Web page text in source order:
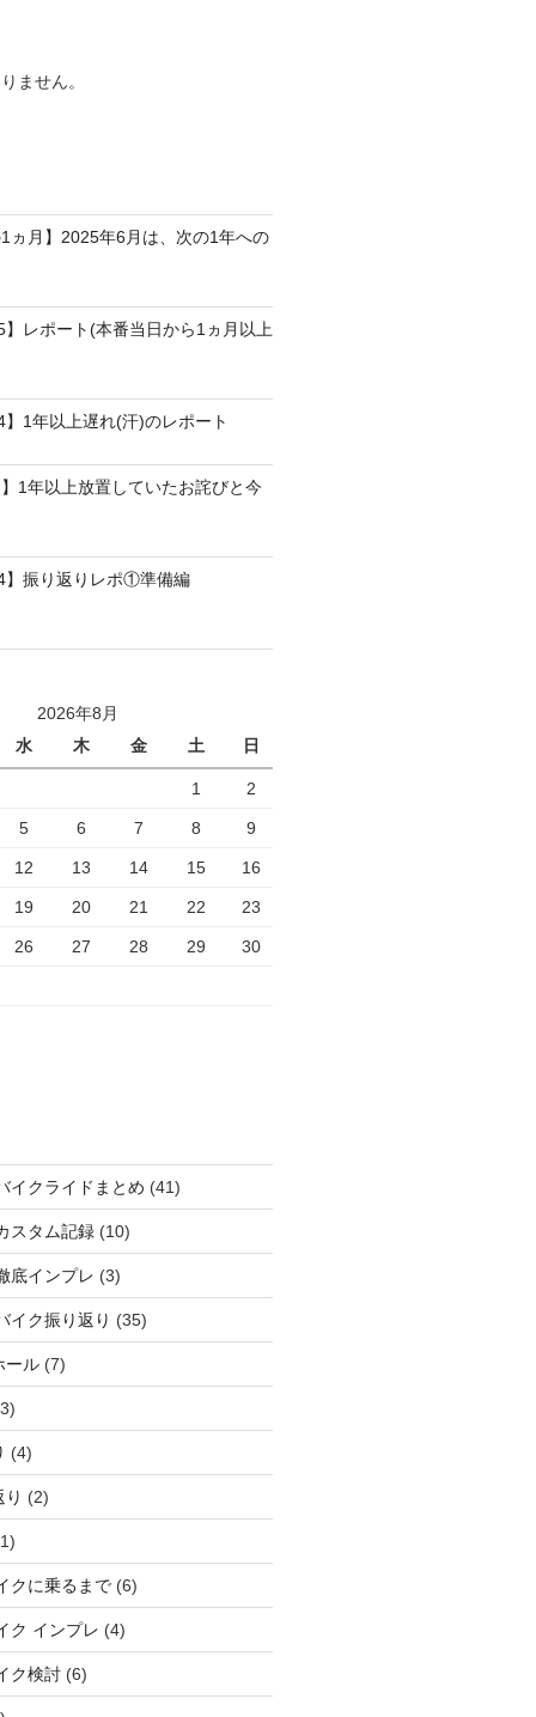
ません。
ヵ月】2025年6月は、次の1年への
レポート(本番当日から1ヵ月以上
1年以上遅れ(汗)のレポート
1年以上放置していたお詫びと今
】振り返りレポ①準備編
2026年8月
水
木 金 土 日
1 2
5 6 7 8 9
12 13 14 15 16
19 20 21 22 23
26 27 28 29 30
イクライドまとめ (41)
スタム記録(10)
底インプレ (3)
イク振り返り (35)
ール(7)
(4)
(2)
クに乗るまで(6)
ク インプレ (4)
ク検討(6)